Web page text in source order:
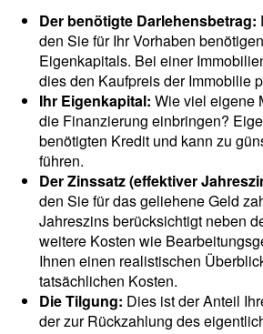
Der benötigte Darlehensbetrag:
den Sie für Ihr Vorhaben
Eigenkapitals. Bei einer
dies den Kaufpreis der Immobilie
Ihr Eigenkapital: Wie viel eigene
die Finanzierung einbringen?
benötigten Kredit und kann zu
führen.
Der Zinssatz (effektiver
den Sie für das geliehene Geld
Jahreszins berücksichtigt neben
weitere Kosten wie
Ihnen einen realistischen
tatsächlichen Kosten.
Die Tilgung: Dies ist der Anteil
der zur Rückzahlung des